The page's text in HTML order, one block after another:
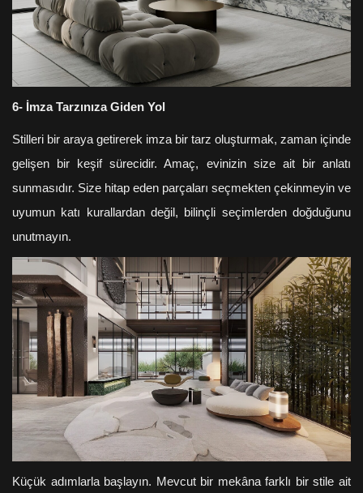
6- İmza Tarzınıza Giden Yol
Stilleri bir araya getirerek imza bir tarz oluşturmak, zaman içinde
gelişen bir keşif sürecidir. Amaç, evinizin size ait bir anlatı
sunmasıdır. Size hitap eden parçaları seçmekten çekinmeyin ve
uyumun katı kurallardan değil, bilinçli seçimlerden doğduğunu
unutmayın.
Küçük adımlarla başlayın. Mevcut bir mekâna farklı bir stile ait